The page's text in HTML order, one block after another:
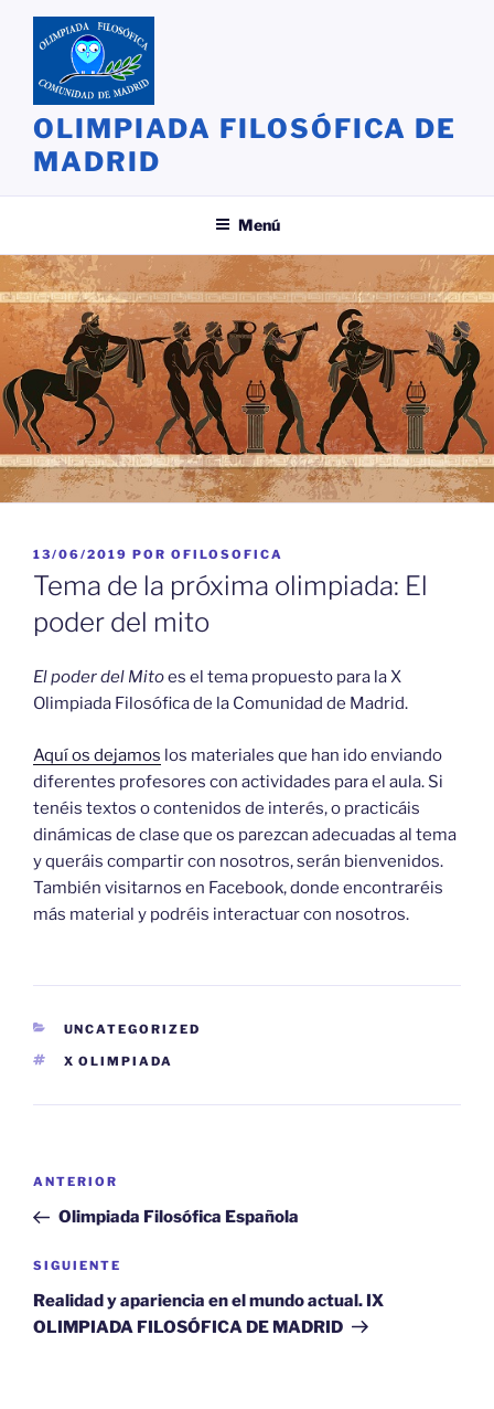
Saltar
contenido
OLIMPIADA FILOSÓFICA DE
MADRID
Menú
PUBLICADO
EL
13/06/2019 POR OFILOSOFICA
Tema de la próxima olimpiada: El
poder del mito
El poder del Mitoes el tema propuesto para la X
Olimpiada Filosófica de la Comunidad de Madrid.
Aquí os dejamos los materiales que han ido enviando
diferentes profesores con actividades para el aula. Si
tenéis textos o contenidos de interés, o practicáis
dinámicas de clase que os parezcan adecuadas al tema
y queráis compartir con nosotros, serán bienvenidos.
También visitarnos en Facebook, donde encontraréis
más material y podréis interactuar con nosotros.
CATEGORÍAS
UNCATEGORIZED
ETIQUETAS
X OLIMPIADA
Navegación
entradas
Entrada
anterior:
ANTERIOR
Olimpiada Filosófica Española
Siguiente
entrada
SIGUIENTE
Realidad y apariencia en el mundo actual. IX
OLIMPIADA FILOSÓFICA DE MADRID